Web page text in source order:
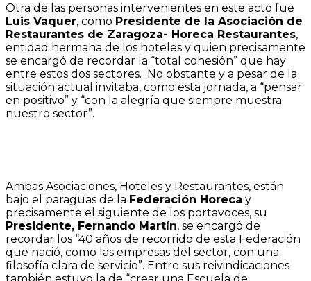
Otra de las personas intervenientes en este acto fue
Luis Vaquer, como Presidente de la Asociación de
Restaurantes de Zaragoza- Horeca Restaurantes,
entidad hermana de los hoteles y quien precisamente
se encargó de recordar la “total cohesión” que hay
entre estos dos sectores. No obstante y a pesar de la
situación actual invitaba, como esta jornada, a “pensar
en positivo” y “con la alegría que siempre muestra
nuestro sector”.
Ambas Asociaciones, Hoteles y Restaurantes, están
bajo el paraguas de la Federación Horeca y
precisamente el siguiente de los portavoces, su
Presidente, Fernando Martín, se encargó de
recordar los “40 años de recorrido de esta Federación
que nació, como las empresas del sector, con una
filosofía clara de servicio”. Entre sus reivindicaciones